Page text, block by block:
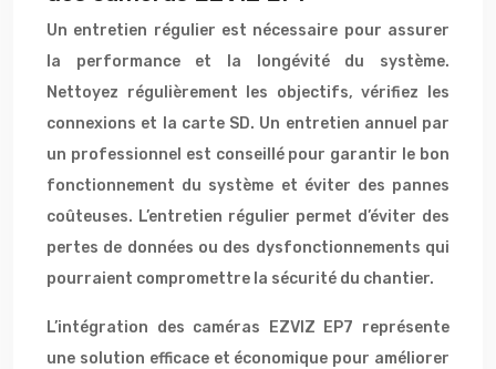
Un entretien régulier est nécessaire pour assurer
la performance et la longévité du système.
Nettoyez régulièrement les objectifs, vérifiez les
connexions et la carte SD. Un entretien annuel par
un professionnel est conseillé pour garantir le bon
fonctionnement du système et éviter des pannes
coûteuses. L’entretien régulier permet d’éviter des
pertes de données ou des dysfonctionnements qui
pourraient compromettre la sécurité du chantier.
L’intégration des caméras EZVIZ EP7 représente
une solution efficace et économique pour améliorer